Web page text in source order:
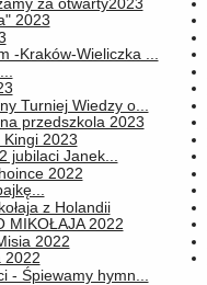
2023
-Kraków-Wieliczka ...
Turniej Wiedzy o...
przedszkola 2023
2023
jubilaci Janek...
2022
z Holandii
MIKOŁAJA 2022
2022
2022
- Śpiewamy hymn...